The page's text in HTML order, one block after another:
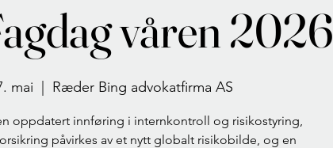
våren 2026
mai Ræder Bing advokatfirma AS
oppdatert innføring i internkontroll og risikostyring,
påvirkes av et nytt globalt risikobilde, og en